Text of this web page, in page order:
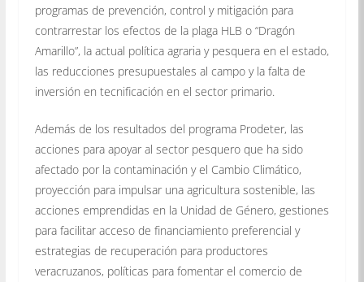
programas de prevención, control y mitigación para
contrarrestar los efectos de la plaga HLB o “Dragón
Amarillo”, la actual política agraria y pesquera en el estado,
las reducciones presupuestales al campo y la falta de
inversión en tecnificación en el sector primario.
Además de los resultados del programa Prodeter, las
acciones para apoyar al sector pesquero que ha sido
afectado por la contaminación y el Cambio Climático,
proyección para impulsar una agricultura sostenible, las
acciones emprendidas en la Unidad de Género, gestiones
para facilitar acceso de financiamiento preferencial y
estrategias de recuperación para productores
veracruzanos, políticas para fomentar el comercio de